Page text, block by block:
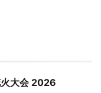
大会 2026